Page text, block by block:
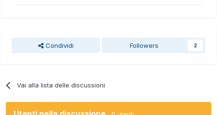
Condividi Followers 2
Vai alla lista delle discussioni